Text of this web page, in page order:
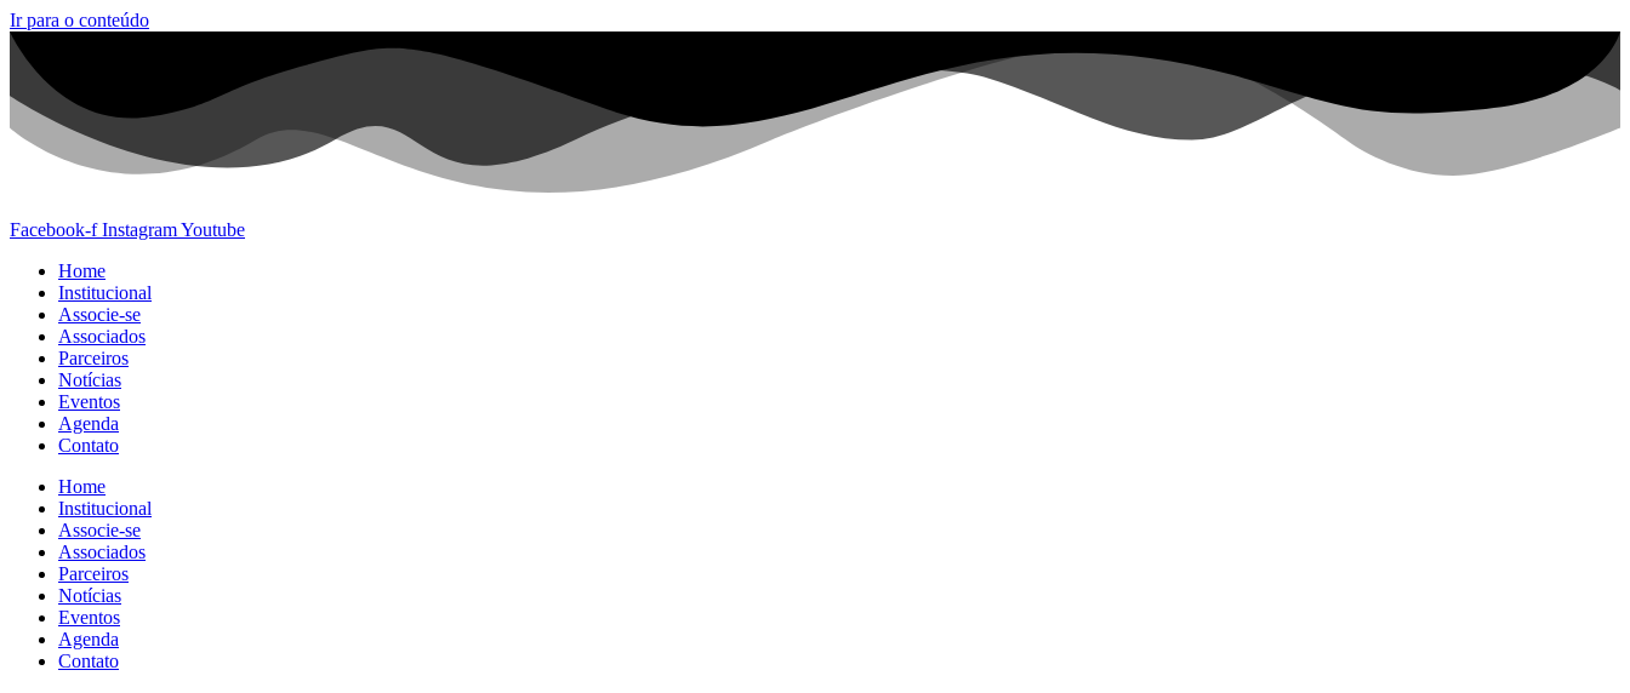
Ir para o conteúdo
Facebook-f InstagramYoutube
Home
Institucional
Associe-se
Associados
Parceiros
Notícias
Eventos
Agenda
Contato
Home
Institucional
Associe-se
Associados
Parceiros
Notícias
Eventos
Agenda
Contato